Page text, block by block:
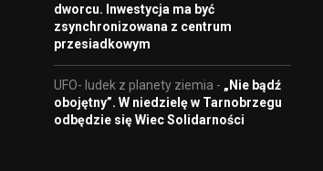
dworcu. Inwestycja ma być
zsynchronizowana z centrum
przesiadkowym
UFO- ludek z planety ziemia - „Nie bądź
obojętny”. W niedzielę w Tarnobrzegu
odbędzie się Wiec Solidarności